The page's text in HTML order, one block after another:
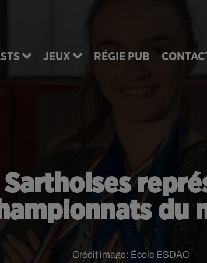
JEUX RÉGIE PUB
du
Crédit image: École ESDAC